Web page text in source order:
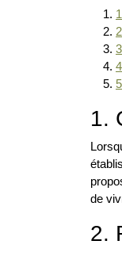
1.
de
2.